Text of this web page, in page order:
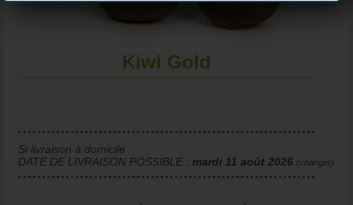
Kiwi Gold
Si livraison à domicile
DATE DE LIVRAISON POSSIBLE : mardi 11 août 2026 (changer)